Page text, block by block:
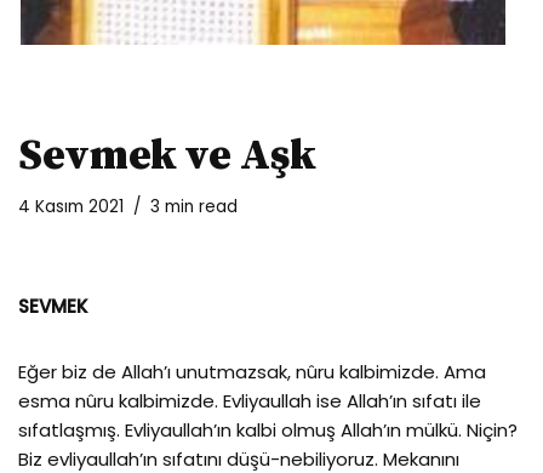
Sevmek ve Aşk
4 Kasım 2021 3 min read
SEVMEK
Eğer biz de Allah’ı unutmazsak, nûru kalbimizde. Ama
esma nûru kalbimizde. Evliyaullah ise Allah’ın sıfatı ile
sıfatlaşmış. Evliyaullah’ın kalbi olmuş Allah’ın mülkü. Niçin?
Biz evliyaullah’ın sıfatını düşü-nebiliyoruz. Mekanını